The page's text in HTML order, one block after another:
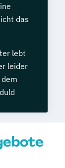
das
lebt
leider